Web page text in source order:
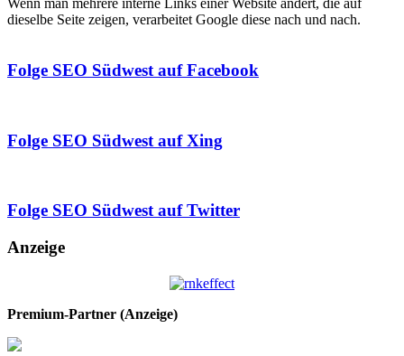
dieselbe Seite zeigen, verarbeitet Google diese nach und nach.
Folge SEO Südwest auf Facebook
Folge SEO Südwest auf Xing
Folge SEO Südwest auf Twitter
Anzeige
Premium-Partner (Anzeige)